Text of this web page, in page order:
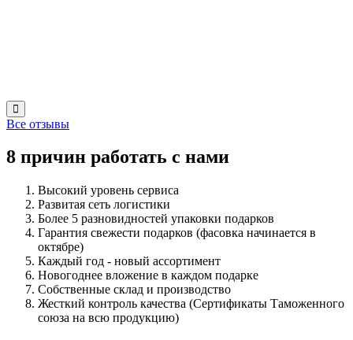
Все отзывы
8 причин работать с нами
Высокий уровень сервиса
Развитая сеть логистики
Более 5 разновидностей упаковки подарков
Гарантия свежести подарков (фасовка начинается в
октябре)
Каждый год - новый ассортимент
Новогоднее вложение в каждом подарке
Собственные склад и производство
Жесткий контроль качества (Сертификаты Таможенного
союза на всю продукцию)